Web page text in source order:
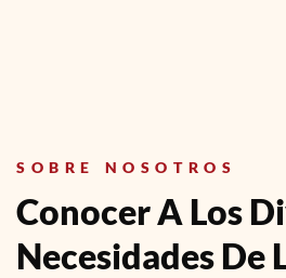
SOBRE NOSOTROS
Conocer A Los
Necesidades De